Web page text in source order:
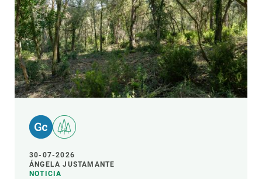
30-07-2026
ÁNGELA JUSTAMANTE
NOTICIA